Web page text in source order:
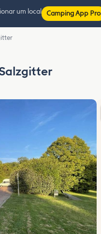
um local Camping App Pro